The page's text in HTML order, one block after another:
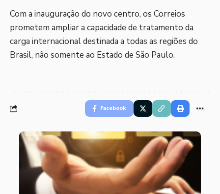
Com a inauguração do novo centro, os Correios
prometem ampliar a capacidade de tratamento da
carga internacional destinada a todas as regiões do
Brasil, não somente ao Estado de São Paulo.
Facebook